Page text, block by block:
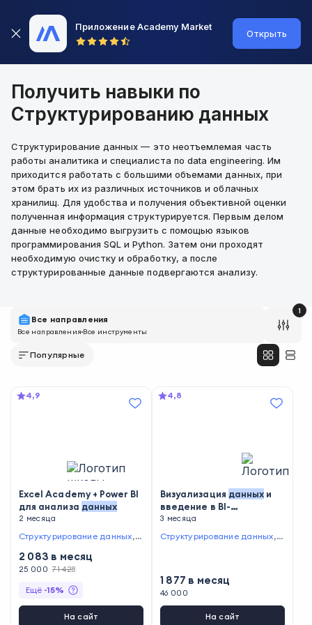
Приложение Academy Market
Открыть
Получить навыки по
Структурированию данных
Структурирование данных — это неотъемлемая часть
работы аналитика и специалиста по data engineering. Им
приходится работать с большими объемами данных, при
этом брать их из различных источников и облачных
хранилищ. Для удобства и получения объективной оценки
полученная информация структурируется. Первым делом
данные необходимо выгрузить с помощью языков
программирования SQL и Python. Затем они проходят
необходимую очистку и обработку, а после
структурированные данные подвергаются анализу.
Все направления
Все направленияВсе инструменты
1
Популярные
4,9
Excel Academy + Power BI
для анализа данных
2 месяца
Структурирование данных,У
,Визуализация отчётов
дание дашбордов
ёрстка презентаций
анализ данных,Работа в Mic
rosoft Excel и Google Таблиц
2 083 в месяц
25 000 71 428
Ещё -15%
На сайт
4,8
Визуализация данных и
введение в BI-
инструменты — с
сопровождением
3 месяца
Структурирование данных,В
1 877 в месяц
46 000
На сайт